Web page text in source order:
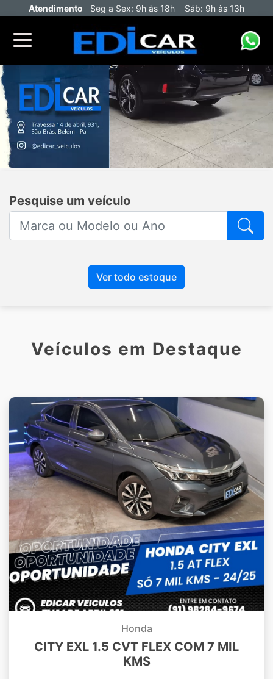
Atendimento Seg a Sex: 9h às 18h Sáb: 9h às 13h
Pesquise um veículo
Ver todo estoque
Veículos em Destaque
Honda
CITY EXL 1.5 CVT FLEX COM 7 MIL
KMS